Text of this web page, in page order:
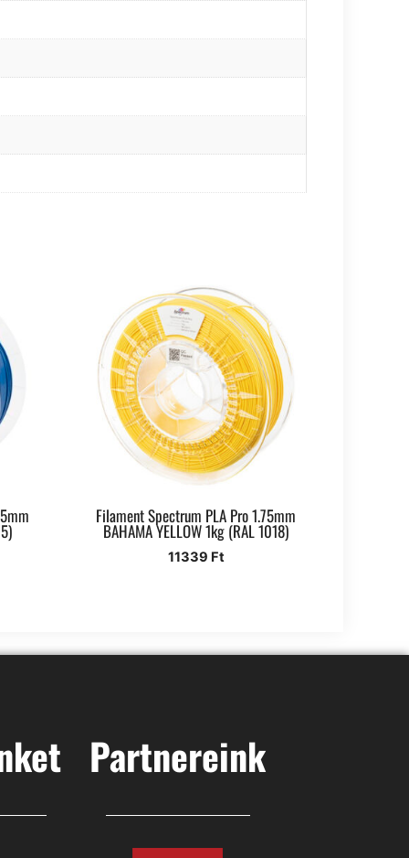
Filament Spectrum PLA Pro 1.75mm
BAHAMA YELLOW 1kg (RAL 1018)
11339 Ft
Partnereink